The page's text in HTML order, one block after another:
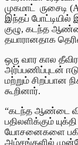
முகமாட் ருசைடி
இந்தப்
குழு, கடந்த
தயாரானதாக
ஒரு வார கால
அர்ப்பணிப்புடன்
மற்றும் சிறப்பான
கூறினார்.
“கடந்த ஆண்டை
பதிலளிக்கும்
யோசனைகளை
அம்சங்களில்